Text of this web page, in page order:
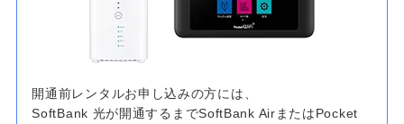
開通前レンタルお申し込みの方には、
SoftBank 光が開通するまでSoftBank AirまたはPocket